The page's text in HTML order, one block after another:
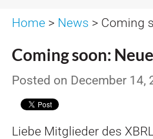
Home > News > Coming
Coming soon:
Posted on December 14,
Liebe Mitglieder des